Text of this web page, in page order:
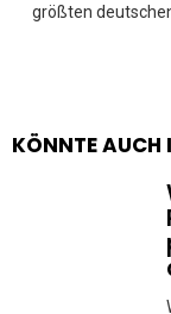
größten
KÖNNTE AUCH